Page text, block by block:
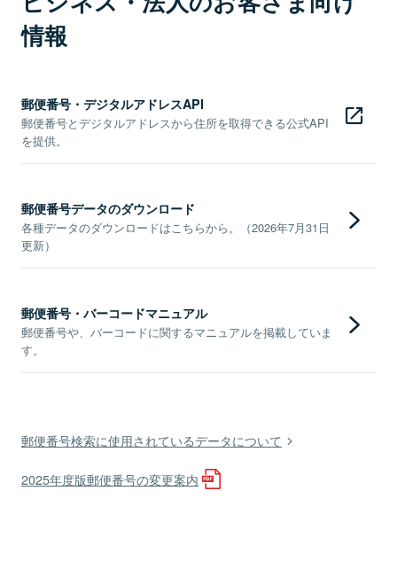
情報
郵便番号・デジタルアドレスAPI
郵便番号とデジタルアドレスから住所を取得できる公式API
を提供。
郵便番号データのダウンロード
各種データのダウンロードはこちらから。（2026年7月31日
更新）
郵便番号・バーコードマニュアル
郵便番号や、バーコードに関するマニュアルを掲載していま
す。
郵便番号検索に使用されているデータについて
2025年度版郵便番号の変更案内